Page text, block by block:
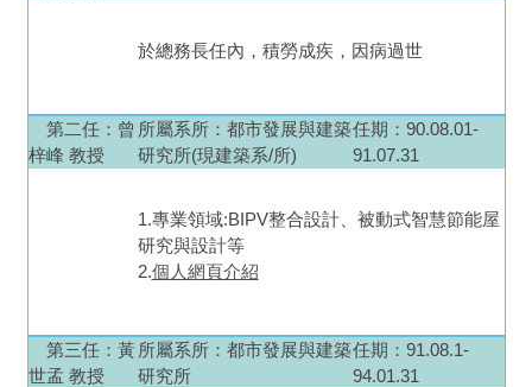
於總務長任內，積勞成疾，因病過世
第二任：曾
梓峰 教授
所屬系所： 都市發展與建築
研究所(現建築系/所)
任期：90.08.01-
91.07.31
1.專業領域:BIPV整合設計、被動式智慧節能屋
研究與設計等
2.個人網頁介紹
第三任：黃
世孟 教授
所屬系所： 都市發展與建築
研究所
任期：91.08.1-
94.01.31